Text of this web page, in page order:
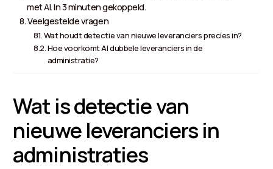
met AI. In 3 minuten gekoppeld.
Veelgestelde vragen
Wat houdt detectie van nieuwe leveranciers precies in?
Hoe voorkomt AI dubbele leveranciers in de
administratie?
Wat is detectie van
nieuwe leveranciers in
administraties